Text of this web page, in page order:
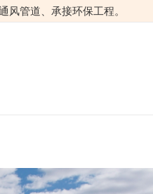
管道、承接环保工程。